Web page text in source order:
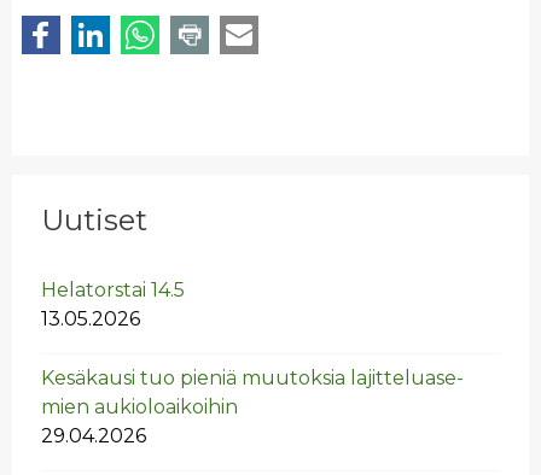
Uutiset
He­la­tors­tai 14.5
13.05.2026
Ke­sä­kausi tuo pie­niä muu­tok­sia la­jit­te­lua­se­
mien au­kio­loai­koi­hin
29.04.2026